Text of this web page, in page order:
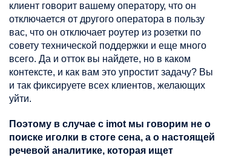
клиент говорит вашему оператору, что он
отключается от другого оператора в пользу
вас, что он отключает роутер из розетки по
совету технической поддержки и еще много
всего. Да и отток вы найдете, но в каком
контексте, и как вам это упростит задачу? Вы
и так фиксируете всех клиентов, желающих
уйти.
Поэтому в случае с imot мы говорим не о
поиске иголки в стоге сена, а о настоящей
речевой аналитике, которая ищет